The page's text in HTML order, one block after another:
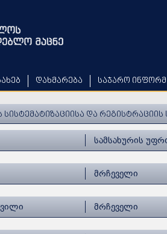
დახმარება საჯარო
და რეგისტრაციის
სამსახურის
მრჩეველი
მრჩეველი